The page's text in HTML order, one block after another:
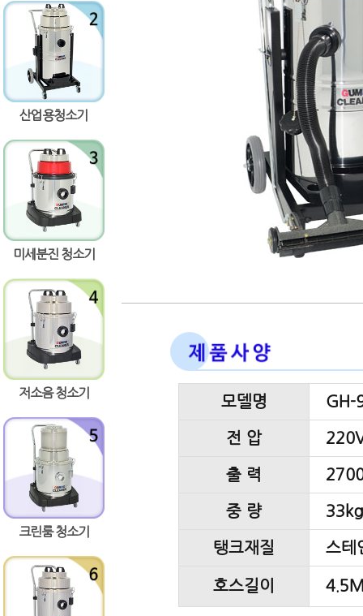
산업용청소기
미세분진 청소기
저소음 청소기
크린룸 청소기
증가
감소
모델명 GH-
전 압
출 력
중 량 33kg
탱크재질 스테
호스길이